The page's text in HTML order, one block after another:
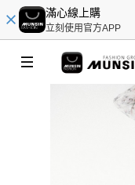
滿心線上購
立刻使用官方APP